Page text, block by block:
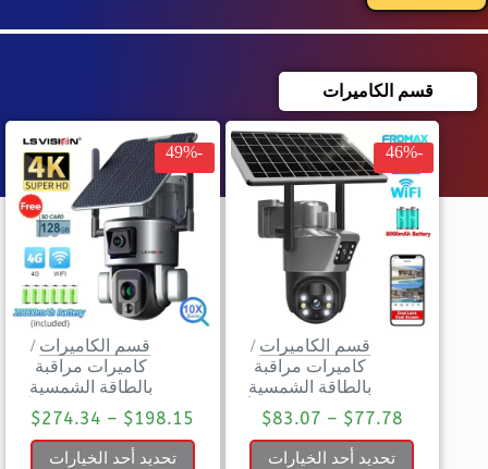
قسم الكاميرات
-46%
قسم الكاميرات /
كاميرات مراقبة
بالطاقة الشمسية
$77.78
–
$83.07
تحديد أحد الخيارات
-49%
قسم الكاميرات /
كاميرات مراقبة
بالطاقة الشمسية
$198.15
–
$274.34
تحديد أحد الخيارات